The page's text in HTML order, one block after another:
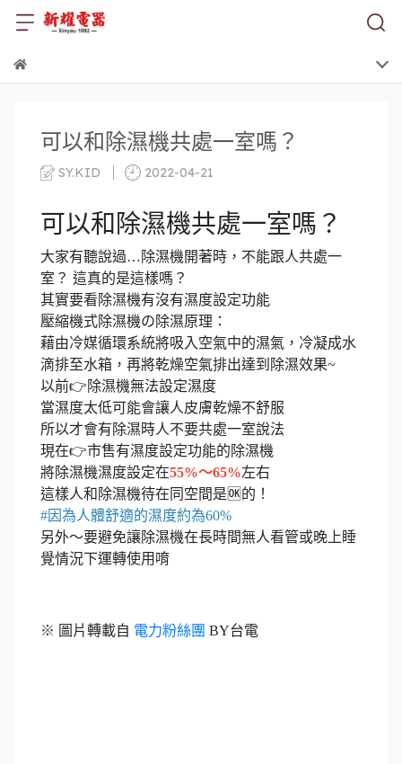
可以和除濕機共處一室嗎？
SY.KID 2022-04-21
可以和除濕機共處一室嗎？
大家有聽說過…除濕機開著時，不能跟人共處一
室？ 這真的是這樣嗎？
其實要看除濕機有沒有濕度設定功能
壓縮機式除濕機の除濕原理：
藉由冷媒循環系統將吸入空氣中的濕氣，冷凝成水
滴排至水箱，再將乾燥空氣排出達到除濕效果~
以前👉除濕機無法設定濕度
當濕度太低可能會讓人皮膚乾燥不舒服
所以才會有除濕時人不要共處一室說法
現在👉市售有濕度設定功能的除濕機
將除濕機濕度設定在55%～65%左右
這樣人和除濕機待在同空間是🆗的！
#因為人體舒適的濕度約為60%
另外～要避免讓除濕機在長時間無人看管或晚上睡
覺情況下運轉使用唷
※ 圖片轉載自 電力粉絲團 BY台電